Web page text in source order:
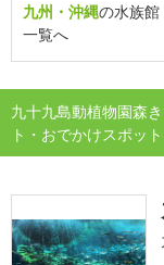
九州・沖縄の水族館
一覧へ
九十九島動植物園森
ト・おでかけスポット